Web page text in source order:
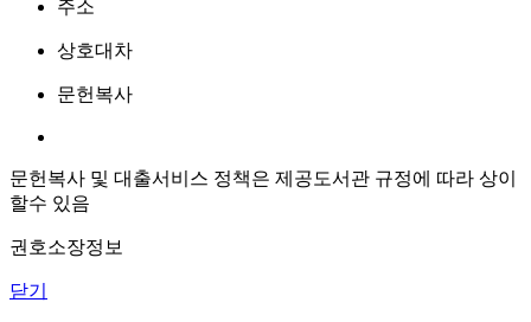
주소
상호대차
문헌복사
문헌복사 및 대출서비스 정책은 제공도서관 규정에 따라 상이
할수 있음
권호소장정보
닫기